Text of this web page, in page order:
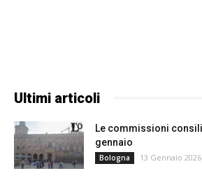
Ultimi articoli
Le commissioni
gennaio
Bologna 13 Gennaio 2026